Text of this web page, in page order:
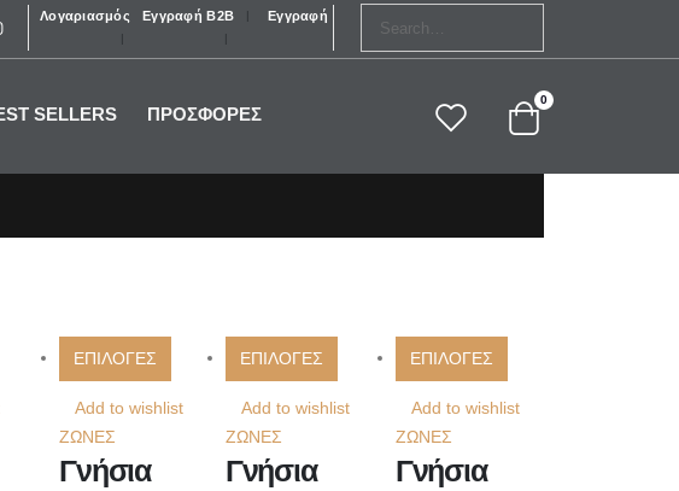
Λογαριασμός Εγγραφή B2B Εγγραφή
SELLERS ΠΡΟΣΦΟΡΕΣ
0
ΕΠΙΛΟΓΕΣ
Add to wishlist
ΖΩΝΕΣ
Γνήσια
ΕΠΙΛΟΓΕΣ
Add to wishlist
ΖΩΝΕΣ
Γνήσια
ΕΠΙΛΟΓΕΣ
Add to wishlist
ΖΩΝΕΣ
Γνήσια